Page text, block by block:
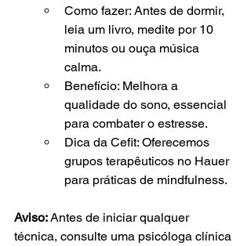
Como fazer: Antes de dormir,
leia um livro, medite por 10
minutos ou ouça música
calma.
Benefício: Melhora a
qualidade do sono, essencial
para combater o estresse.
Dica da Cefit: Oferecemos
grupos terapêuticos no Hauer
para práticas de mindfulness.
Aviso: Antes de iniciar qualquer
técnica, consulte uma psicóloga clínica